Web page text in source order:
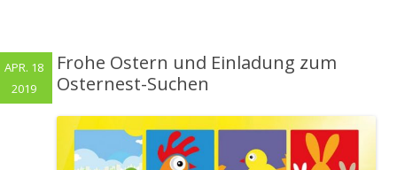
Frohe Ostern und Einladung zum
Osternest-Suchen
APR. 18
2019